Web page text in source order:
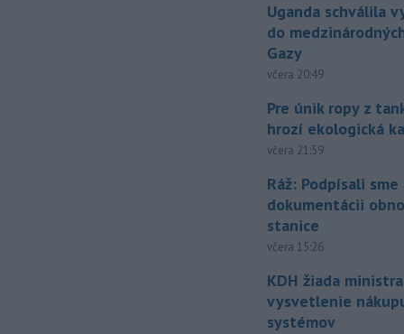
Uganda schválila
do
Gazy
včera 20:49
Pre únik ropy z
hrozí ekologická
včera 21:59
Ráž: Podpísali
dokumentácii
stanice
včera 15:26
KDH žiada
vysvetlenie
systémov